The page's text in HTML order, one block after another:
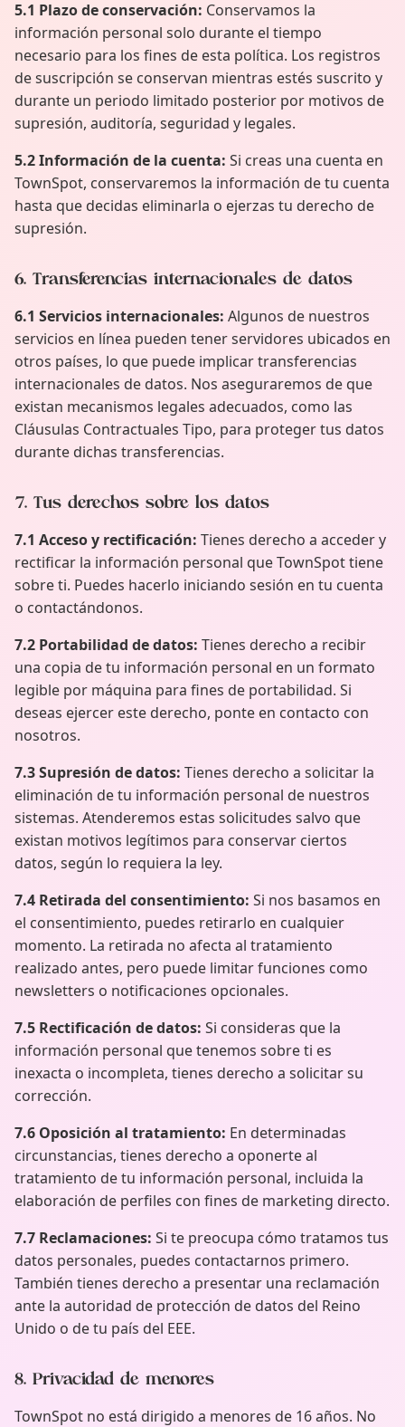
5.1 Plazo de conservación: Conservamos la
información personal solo durante el tiempo
necesario para los fines de esta política. Los registros
de suscripción se conservan mientras estés suscrito y
durante un periodo limitado posterior por motivos de
supresión, auditoría, seguridad y legales.
5.2 Información de la cuenta: Si creas una cuenta en
TownSpot, conservaremos la información de tu cuenta
hasta que decidas eliminarla o ejerzas tu derecho de
supresión.
6. Transferencias internacionales de datos
6.1 Servicios internacionales: Algunos de nuestros
servicios en línea pueden tener servidores ubicados en
otros países, lo que puede implicar transferencias
internacionales de datos. Nos aseguraremos de que
existan mecanismos legales adecuados, como las
Cláusulas Contractuales Tipo, para proteger tus datos
durante dichas transferencias.
7. Tus derechos sobre los datos
7.1 Acceso y rectificación: Tienes derecho a acceder y
rectificar la información personal que TownSpot tiene
sobre ti. Puedes hacerlo iniciando sesión en tu cuenta
o contactándonos.
7.2 Portabilidad de datos: Tienes derecho a recibir
una copia de tu información personal en un formato
legible por máquina para fines de portabilidad. Si
deseas ejercer este derecho, ponte en contacto con
nosotros.
7.3 Supresión de datos: Tienes derecho a solicitar la
eliminación de tu información personal de nuestros
sistemas. Atenderemos estas solicitudes salvo que
existan motivos legítimos para conservar ciertos
datos, según lo requiera la ley.
7.4 Retirada del consentimiento: Si nos basamos en
el consentimiento, puedes retirarlo en cualquier
momento. La retirada no afecta al tratamiento
realizado antes, pero puede limitar funciones como
newsletters o notificaciones opcionales.
7.5 Rectificación de datos: Si consideras que la
información personal que tenemos sobre ti es
inexacta o incompleta, tienes derecho a solicitar su
corrección.
7.6 Oposición al tratamiento: En determinadas
circunstancias, tienes derecho a oponerte al
tratamiento de tu información personal, incluida la
elaboración de perfiles con fines de marketing directo.
7.7 Reclamaciones: Si te preocupa cómo tratamos tus
datos personales, puedes contactarnos primero.
También tienes derecho a presentar una reclamación
ante la autoridad de protección de datos del Reino
Unido o de tu país del EEE.
8. Privacidad de menores
TownSpot no está dirigido a menores de 16 años. No